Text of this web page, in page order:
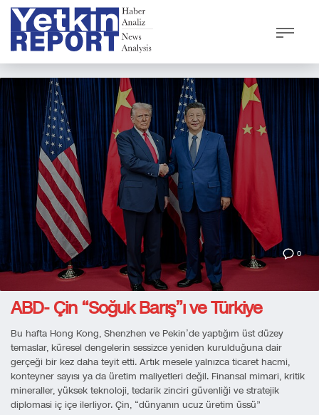
0
ABD- Çin “Soğuk Barış”ı ve Türkiye
Bu hafta Hong Kong, Shenzhen ve Pekin’de yaptığım üst düzey
temaslar, küresel dengelerin sessizce yeniden kurulduğuna dair
gerçeği bir kez daha teyit etti. Artık mesele yalnızca ticaret hacmi,
konteyner sayısı ya da üretim maliyetleri değil. Finansal mimari, kritik
mineraller, yüksek teknoloji, tedarik zinciri güvenliği ve stratejik
diplomasi iç içe ilerliyor. Çin, “dünyanın ucuz üretim üssü”